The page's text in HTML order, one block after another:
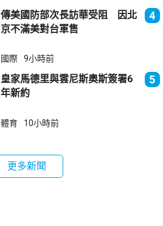
傳美國防部次長訪華受阻 因北
京不滿美對台軍售
4
國際 9小時前
皇家馬德里與雲尼斯奧斯簽署6
年新約
5
體育 10小時前
更多新聞